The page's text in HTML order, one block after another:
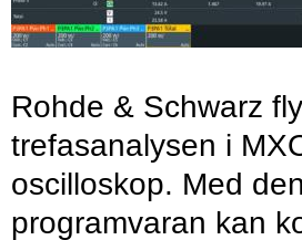
Rohde & Schwarz
trefasanalysen i
oscilloskop. Med
programvaran kan